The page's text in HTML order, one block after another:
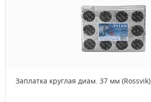
Заплатка круглая диам. 37 мм (Rossvik)